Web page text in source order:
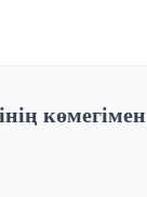
көмегімен